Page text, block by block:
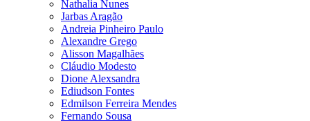
Nathalia Nunes
Jarbas Aragão
Andreia Pinheiro Paulo
Alexandre Grego
Alisson Magalhães
Cláudio Modesto
Dione Alexsandra
Ediudson Fontes
Edmilson Ferreira Mendes
Fernando Sousa